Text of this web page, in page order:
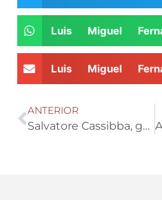
Luis Miguel
Luis Miguel
ANTERIOR
Salvatore Cassibba, gerente de Southern Seeds y Enrique Tara, gerente de Greenplas Ibérica